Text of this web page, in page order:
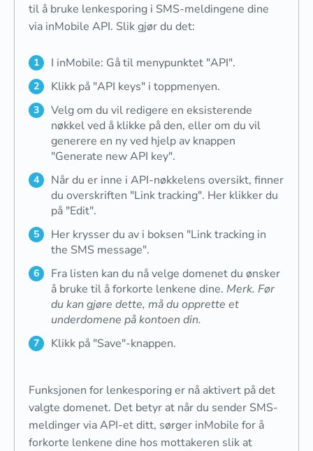
til å bruke lenkesporing i SMS-meldingene dine
via inMobile API. Slik gjør du det:
I inMobile: Gå til menypunktet "API".
Klikk på "API keys" i toppmenyen.
Velg om du vil redigere en eksisterende
nøkkel ved å klikke på den, eller om du vil
generere en ny ved hjelp av knappen
"Generate new API key".
Når du er inne i API-nøkkelens oversikt, finner
du overskriften "Link tracking". Her klikker du
på "Edit".
Her krysser du av i boksen "Link tracking in
the SMS message".
Fra listen kan du nå velge domenet du ønsker
å bruke til å forkorte lenkene dine. Merk. Før
du kan gjøre dette, må du opprette et
underdomene på kontoen din.
Klikk på "Save"-knappen.
Funksjonen for lenkesporing er nå aktivert på det
valgte domenet. Det betyr at når du sender SMS-
meldinger via API-et ditt, sørger inMobile for å
forkorte lenkene dine hos mottakeren slik at